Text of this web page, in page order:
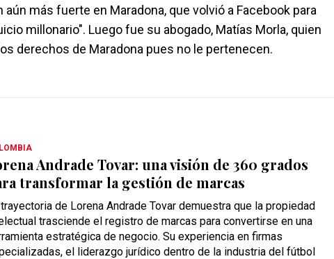
más fuerte en Maradona, que volvió a Facebook para
millonario". Luego fue su abogado, Matías Morla, quien
derechos de Maradona pues no le pertenecen.
Andrade Tovar: una visión de 360 grados
transformar la gestión de marcas
de Lorena Andrade Tovar demuestra que la propiedad
trasciende el registro de marcas para convertirse en una
estratégica de negocio. Su experiencia en firmas
el liderazgo jurídico dentro de la industria del fútbol